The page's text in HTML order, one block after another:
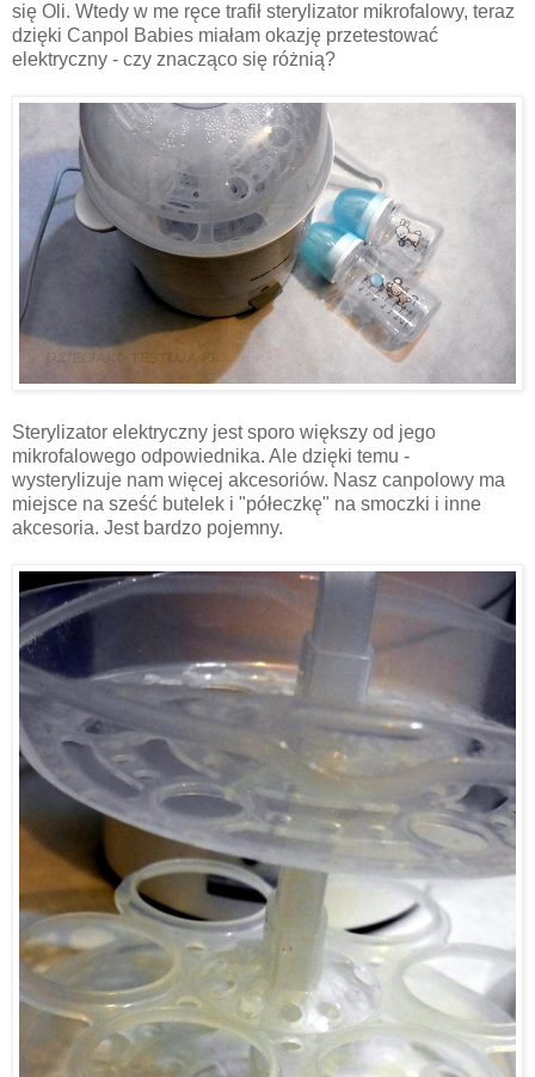
się Oli. Wtedy w me ręce trafił sterylizator mikrofalowy, teraz
dzięki Canpol Babies miałam okazję przetestować
elektryczny - czy znacząco się różnią?
Sterylizator elektryczny jest sporo większy od jego
mikrofalowego odpowiednika. Ale dzięki temu -
wysterylizuje nam więcej akcesoriów. Nasz canpolowy ma
miejsce na sześć butelek i "półeczkę" na smoczki i inne
akcesoria. Jest bardzo pojemny.